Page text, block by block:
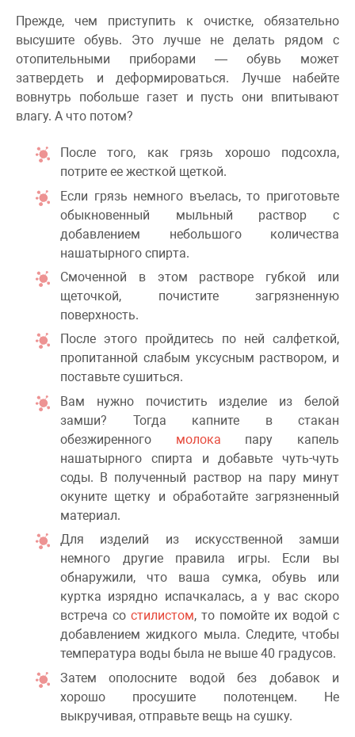
Прежде, чем приступить к очистке, обязательно
высушите обувь. Это лучше не делать рядом с
отопительными приборами — обувь может
затвердеть и деформироваться. Лучше набейте
вовнутрь побольше газет и пусть они впитывают
влагу. А что потом?
После того, как грязь хорошо подсохла,
потрите ее жесткой щеткой.
Если грязь немного въелась, то приготовьте
обыкновенный мыльный раствор с
добавлением небольшого количества
нашатырного спирта.
Смоченной в этом растворе губкой или
щеточкой, почистите загрязненную
поверхность.
После этого пройдитесь по ней салфеткой,
пропитанной слабым уксусным раствором, и
поставьте сушиться.
Вам нужно почистить изделие из белой
замши? Тогда капните в стакан
обезжиренного молока пару капель
нашатырного спирта и добавьте чуть-чуть
соды. В полученный раствор на пару минут
окуните щетку и обработайте загрязненный
материал.
Для изделий из искусственной замши
немного другие правила игры. Если вы
обнаружили, что ваша сумка, обувь или
куртка изрядно испачкалась, а у вас скоро
встреча со стилистом, то помойте их водой с
добавлением жидкого мыла. Следите, чтобы
температура воды была не выше 40 градусов.
Затем ополосните водой без добавок и
хорошо просушите полотенцем. Не
выкручивая, отправьте вещь на сушку.